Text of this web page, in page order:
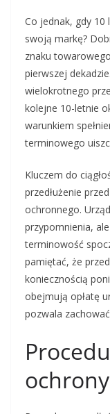
Co jednak, gdy 10
swoją markę?
znaku
pierwszej
wielokrotnego
kolejne 10-letnie
warunkiem
terminowego
Kluczem do
przedłużenie
ochronnego.
przypomnienia,
terminowość
pamiętać, że
koniecznością
obejmują opłatę
pozwala
ochrony